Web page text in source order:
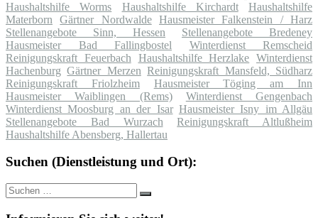
Haushaltshilfe Worms
Haushaltshilfe Kirchardt
Haushaltshilfe
Materborn
Gärtner Nordwalde
Hausmeister Falkenstein / Harz
Stellenangebote Sinn, Hessen
Stellenangebote Bredeney
Hausmeister Bad Fallingbostel
Winterdienst Remscheid
Reinigungskraft Feuerbach
Haushaltshilfe Herzlake Winterdienst
Hachenburg Gärtner Merzen Reinigungskraft Mansfeld, Südharz
Reinigungskraft Friolzheim
Hausmeister Töging am Inn
Hausmeister Waiblingen (Rems)
Winterdienst Gengenbach
Winterdienst Moosburg an der Isar Hausmeister Isny im Allgäu
Stellenangebote Bad Wurzach
Reinigungskraft Altlußheim
Haushaltshilfe Abensberg, Hallertau
Suchen (Dienstleistung und Ort):
Suche
nach:
Suchen